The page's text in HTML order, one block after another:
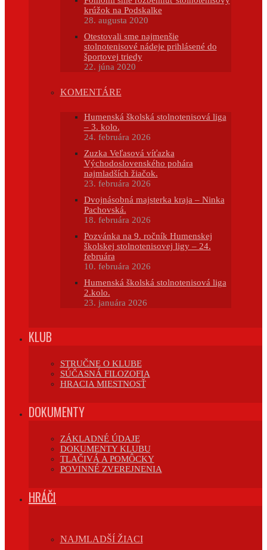
krúžok na Podskalke
28. augusta 2020
Otestovali sme najmenšie
stolnotenisové nádeje prihlásené do
športovej triedy
22. júna 2020
KOMENTÁRE
Humenská školská stolnotenisová liga
– 3. kolo.
24. februára 2026
Zuzka Veľasová víťazka
Východoslovenského pohára
najmladších žiačok.
23. februára 2026
Dvojnásobná majsterka kraja – Ninka
Pachovská.
18. februára 2026
Pozvánka na 9. ročník Humenskej
školskej stolnotenisovej ligy – 24.
februára
10. februára 2026
Humenská školská stolnotenisová liga
2.kolo.
23. januára 2026
KLUB
STRUČNE O KLUBE
SÚČASNÁ FILOZOFIA
HRACIA MIESTNOSŤ
DOKUMENTY
ZÁKLADNÉ ÚDAJE
DOKUMENTY KLUBU
TLAČIVÁ A POMÔCKY
POVINNÉ ZVEREJNENIA
HRÁČI
NAJMLADŠÍ ŽIACI